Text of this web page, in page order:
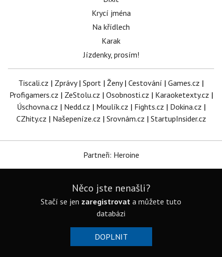
Krycí jména
Na křídlech
Karak
Jízdenky, prosím!
Tiscali.cz | Zprávy| Sport | Ženy| Cestování | Games.cz |
Profigamers.cz | ZeStolu.cz | Osobnosti.cz | Karaoketexty.cz |
Úschovna.cz | Nedd.cz | Moulík.cz | Fights.cz | Dokina.cz |
CZhity.cz | Našepeníze.cz | Srovnám.cz | StartupInsider.cz
Partneři: Heroine
Něco jste nenašli?
Stačí se jen zaregistrovat a můžete tuto
databázi
DOPLNIT